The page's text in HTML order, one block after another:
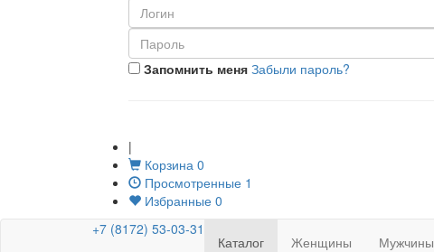
Запомнить меня Забыли пароль?
|
Корзина 0
Просмотренные 1
Избранные 0
+7 (8172) 53-03-31
Каталог Женщины Мужчины